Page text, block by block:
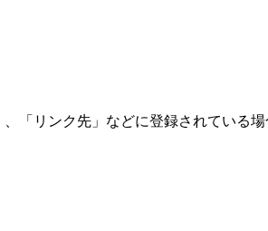
「リンク先」などに登録されている